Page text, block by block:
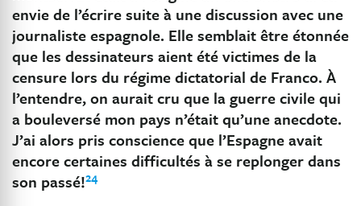
envie de l’écrire suite à une discussion avec une
journaliste espagnole. Elle semblait être étonnée
que les dessinateurs aient été victimes de la
censure lors du régime dictatorial de Franco. À
l’entendre, on aurait cru que la guerre civile qui
a bouleversé mon pays n’était qu’une anecdote.
J’ai alors pris conscience que l’Espagne avait
encore certaines difficultés à se replonger dans
son passé!24